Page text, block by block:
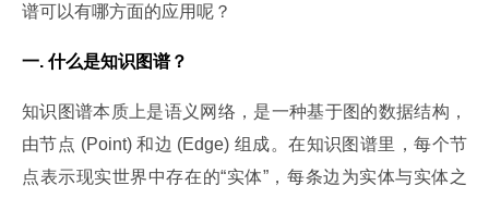
谱可以有哪方面的应用呢？
一. 什么是知识图谱？
知识图谱本质上是语义网络，是一种基于图的数据结构，
由节点 (Point) 和边 (Edge) 组成。在知识图谱里，每个节
点表示现实世界中存在的“实体”，每条边为实体与实体之